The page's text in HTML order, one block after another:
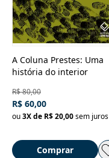
A Coluna Prestes: Uma
história do interior
R$ 80,00
R$ 60,00
ou3X de R$ 20,00sem juros
Comprar